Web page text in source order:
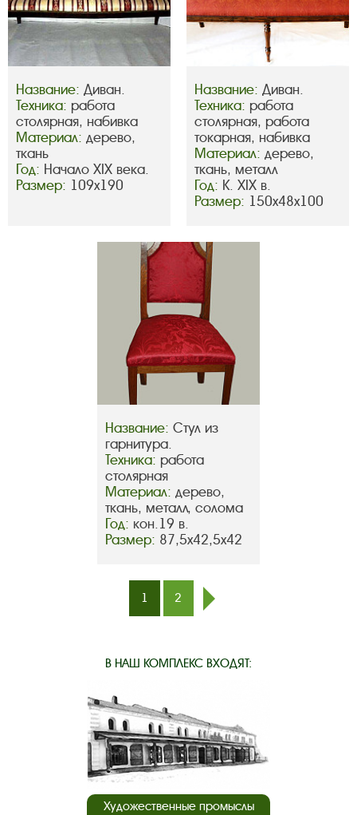
Название: Диван.
Техника: работа
столярная, набивка
Материал: дерево,
ткань
Год: Начало XIX века.
Размер: 109х190
Название: Диван.
Техника: работа
столярная, работа
токарная, набивка
Материал: дерево,
ткань, металл
Год: К. XIX в.
Размер: 150х48х100
Название: Стул из
гарнитура.
Техника: работа
столярная
Материал: дерево,
ткань, металл, солома
Год: кон.19 в.
Размер: 87,5х42,5х42
1
2
В НАШ КОМПЛЕКС ВХОДЯТ:
Художественные промыслы